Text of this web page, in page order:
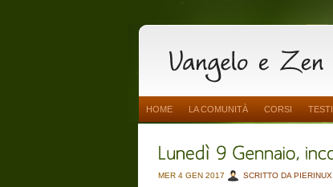
HOME LA COMUNITÀ CORSI TESTI
MER 4 GEN 2017 SCRITTO DA PIERINUX